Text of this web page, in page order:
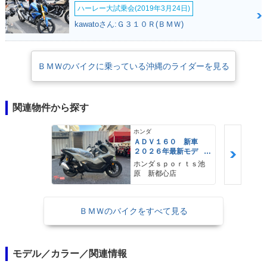
ハーレー大試乗会(2019年3月24日)
kawatoさん:Ｇ３１０Ｒ(ＢＭＷ)
ＢＭＷのバイクに乗っている沖縄のライダーを見る
関連物件から探す
ホンダ
ＡＤＶ１６０ 新車
２０２６年最新モデ
ル パールスモーキー
グレー スマートキ
ー ２９Ｌメットイ
ホンダｓｐｏｒｔｓ池
原 新都心店
ＢＭＷのバイクをすべて見る
モデル／カラー／関連情報